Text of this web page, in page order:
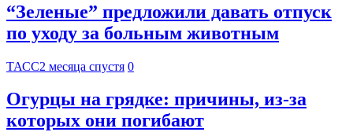
“Зеленые” предложили давать отпуск
по уходу за больным животным
ТАСС2 месяца спустя 0
Огурцы на грядке: причины, из-за
которых они погибают